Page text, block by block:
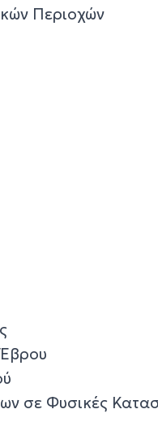
Περιοχών
σε Φυσικές